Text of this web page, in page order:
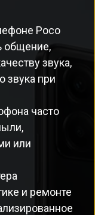
Poco
общение,
звука,
звука при
часто
или
и ремонте